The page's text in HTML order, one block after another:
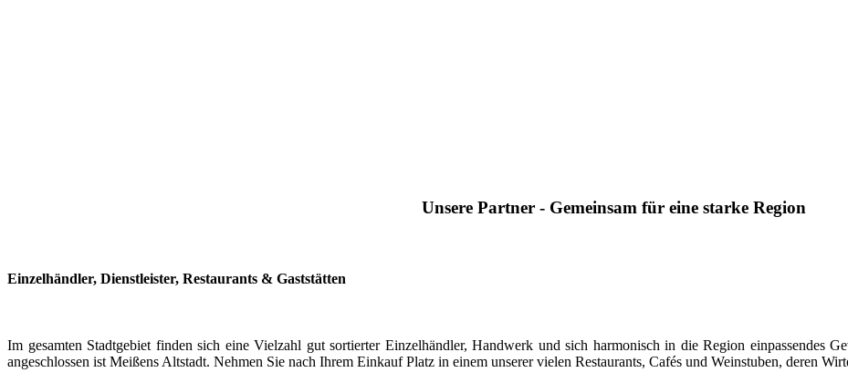
Unsere Partner - Gemeinsam für eine starke Region
Einzelhändler, Dienstleister, Restaurants & Gaststätten
Im gesamten Stadtgebiet finden sich eine Vielzahl gut sortierter Einzelhändler, Handwerk und sich harmonisch in die Region einpassendes
angeschlossen ist Meißens Altstadt. Nehmen Sie nach Ihrem Einkauf Platz in einem unserer vielen Restaurants, Cafés und Weinstuben, deren